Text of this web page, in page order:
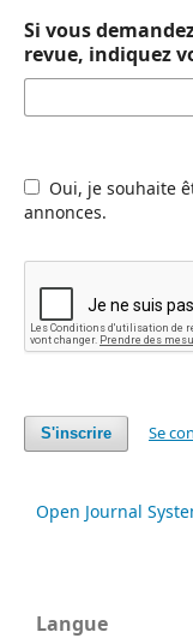
Si vous
revue, indiquez
Oui, je souhaite
annonces.
S'inscrire Se
Open Journal
Langue